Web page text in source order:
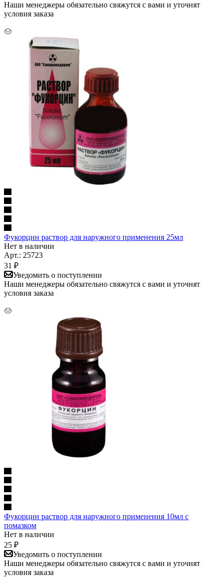
Наши менеджеры обязательно свяжутся с вами и уточнят
условия заказа
Фукорцин раствор для наружного применения 25мл
Нет в наличии
Арт.: 25723
31 ₽
Уведомить о поступлении
Наши менеджеры обязательно свяжутся с вами и уточнят
условия заказа
Фукорцин раствор для наружного применения 10мл с
помазком
Нет в наличии
25 ₽
Уведомить о поступлении
Наши менеджеры обязательно свяжутся с вами и уточнят
условия заказа